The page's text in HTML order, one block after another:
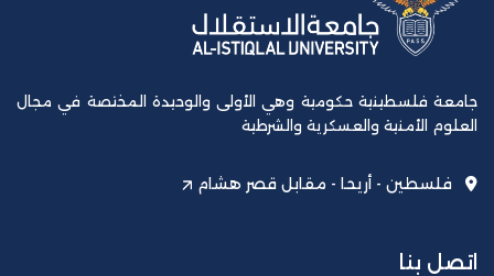
جامعة فلسطينية حكومية وهي الأولى والوحيدة المختصة في مجال
العلوم الأمنية والعسكرية والشرطية
فلسطين - أريحا - مقابل قصر هشام
اتصل بنا